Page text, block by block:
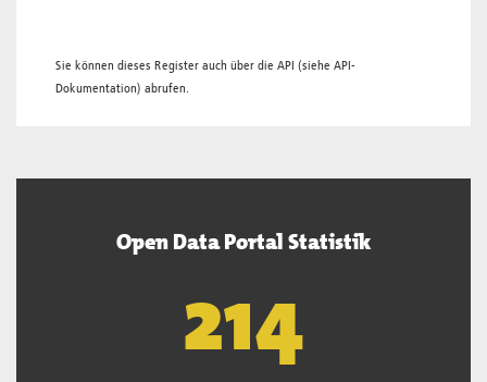
Sie können dieses Register auch über die API (siehe API-
Dokumentation) abrufen.
Open Data Portal Statistik
218